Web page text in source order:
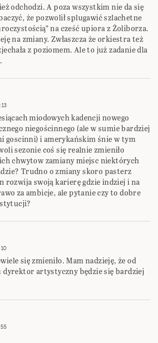
odchodzi. A poza wszystkim nie da się
że pozwolił splugawić szlachetne
na cześć upiora z Żoliborza.
na zmiany. Zwłaszcza że orkiestra też
z poziomem. Ale to już zadanie dla
miodowych kadencji nowego
niegościnnego (ale w sumie bardziej
goscinni) i amerykańskim śnie w tym
sezonie coś się realnie zmieniło
chwytow zamiany miejsc niektórych
Trudno o zmiany skoro pasterz
rozwija swoją karierę gdzie indziej i na
za ambicje, ale pytanie czy to dobre
się zmieniło. Mam nadzieję, że od
dyrektor artystyczny będzie się bardziej